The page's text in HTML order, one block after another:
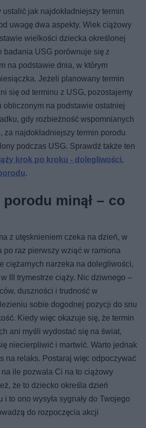
jak najdokładniejszy termin
uwagę dwa aspekty. Wiek ciążowy
wielkości dziecka określonej
badania USG porównuje się z
na podstawie dnia, w którym
Jeżeli planowany termin
się od terminu z USG, pozostajemy
obliczonym na podstawie ostatniej
gdy rozbieżność wspomnianych
za najdokładniejszy termin porodu
podczas USG. Sprawdź także ten
krok po kroku - dolegliwości,
.
minął – co
z utęsknieniem czeka na dzień, w
po raz pierwszy wziąć w ramiona
ciężarnych narzeka na dolegliwości,
III trymestrze ciąży. Nic dziwnego –
duszności i trudność w
sobie dogodnej pozycji do snu
Kiedy więc okazuje się, że termin
ani myśli wydostać się na świat,
niecierpliwić i martwić. Warto jednak
na relaks. Postaraj więc odpoczywać
ile pozwala Ci na to ciążowy
że to dziecko określa dzień
to ono wysyła sygnały do Twojego
do rozpoczęcia akcji